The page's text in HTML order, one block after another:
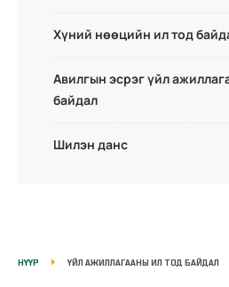
Хүний нөөцийн ил тод
Авилгын эсрэг үйл
байдал
Шилэн данс
НҮҮР ҮЙЛ АЖИЛЛАГААНЫ ИЛ ТОД БАЙДАЛ